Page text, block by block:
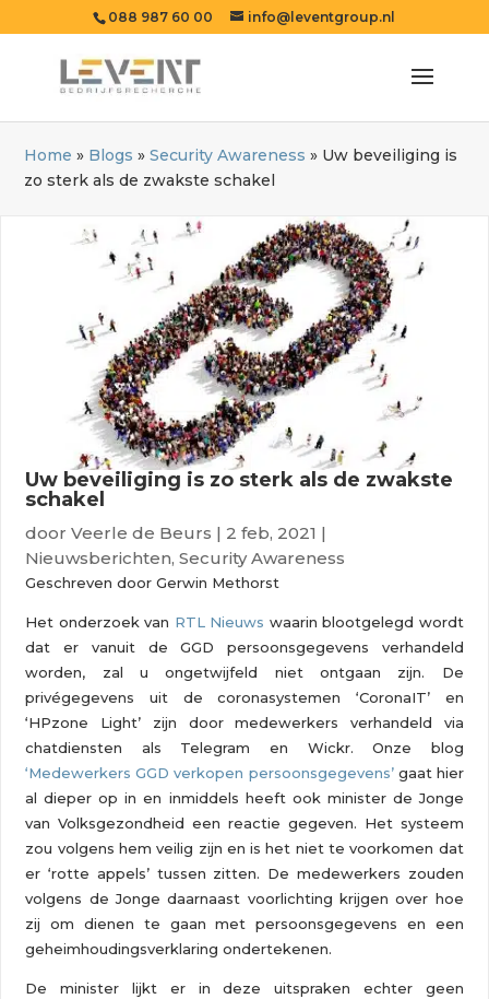
088 987 60 00 info@leventgroup.nl
Home » Blogs »Security Awareness » Uw beveiliging is
zo sterk als de zwakste schakel
Uw beveiliging is zo sterk als de zwakste
schakel
doorVeerle de Beurs | 2 feb, 2021 |
Nieuwsberichten,Security Awareness
Geschreven door Gerwin Methorst
Het onderzoek van RTL Nieuws waarin blootgelegd wordt
dat er vanuit de GGD persoonsgegevens verhandeld
worden, zal u ongetwijfeld niet ontgaan zijn. De
privégegevens uit de coronasystemen ‘CoronaIT’ en
‘HPzone Light’ zijn door medewerkers verhandeld via
chatdiensten als Telegram en Wickr. Onze blog
‘Medewerkers GGD verkopen persoonsgegevens’gaat hier
al dieper op in en inmiddels heeft ook minister de Jonge
van Volksgezondheid een reactie gegeven. Het systeem
zou volgens hem veilig zijn en is het niet te voorkomen dat
er ‘rotte appels’ tussen zitten. De medewerkers zouden
volgens de Jonge daarnaast voorlichting krijgen over hoe
zij om dienen te gaan met persoonsgegevens en een
geheimhoudingsverklaring ondertekenen.
De minister lijkt er in deze uitspraken echter geen